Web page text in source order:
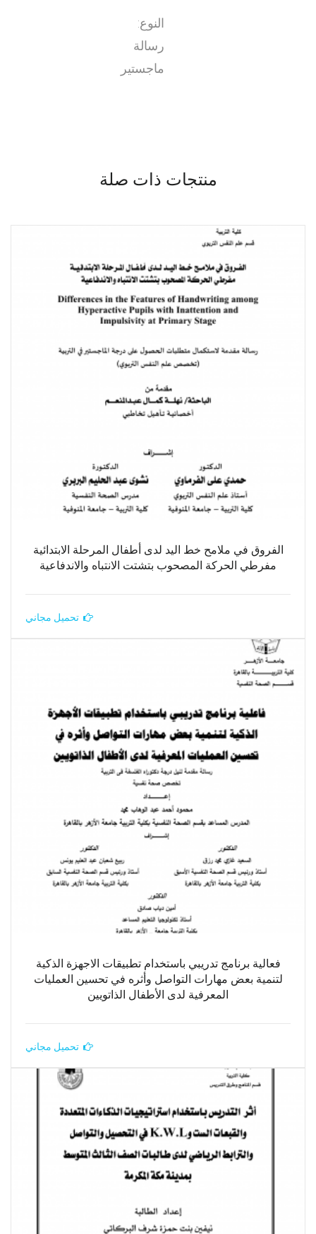
النوع:
رسالة
ماجستير
منتجات ذات صلة
الفروق في ملامح خط اليد لدى أطفال المرحلة الابتدائية
مفرطي الحركة المصحوب بتشتت الانتباه والاندفاعية
تحميل مجاني
فعالية برنامج تدريبي باستخدام تطبيقات الاجهزة الذكية
لتنمية بعض مهارات التواصل وأثره في تحسين العمليات
المعرفية لدى الأطفال الذاتويين
تحميل مجاني